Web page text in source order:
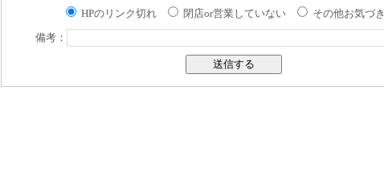
HPのリンク切れ 閉店or営業していない
その他お気づ
備考：